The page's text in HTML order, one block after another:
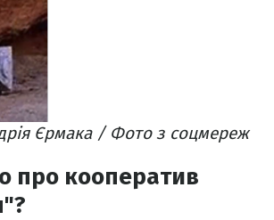
Єрмака / Фото з соцмереж
про кооператив